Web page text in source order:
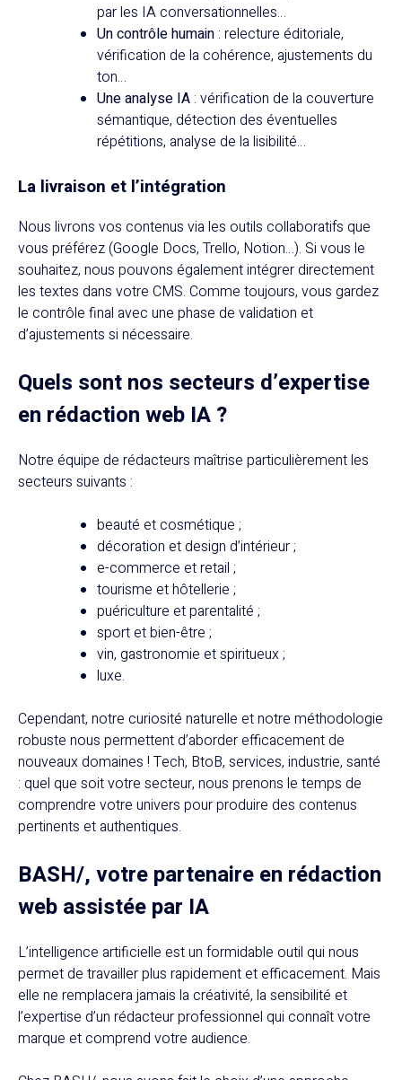
par les IA conversationnelles…
Un contrôle humain : relecture éditoriale,
vérification de la cohérence, ajustements du
ton…
Une analyse IA : vérification de la couverture
sémantique, détection des éventuelles
répétitions, analyse de la lisibilité…
La livraison et l’intégration
Nous livrons vos contenus via les outils collaboratifs que
vous préférez (Google Docs, Trello, Notion…). Si vous le
souhaitez, nous pouvons également intégrer directement
les textes dans votre CMS. Comme toujours, vous gardez
le contrôle final avec une phase de validation et
d’ajustements si nécessaire.
Quels sont nos secteurs d’expertise
en rédaction web IA ?
Notre équipe de rédacteurs maîtrise particulièrement les
secteurs suivants :
beauté et cosmétique ;
décoration et design d’intérieur ;
e-commerce et retail ;
tourisme et hôtellerie ;
puériculture et parentalité ;
sport et bien-être ;
vin, gastronomie et spiritueux ;
luxe.
Cependant, notre curiosité naturelle et notre méthodologie
robuste nous permettent d’aborder efficacement de
nouveaux domaines ! Tech, BtoB, services, industrie, santé
: quel que soit votre secteur, nous prenons le temps de
comprendre votre univers pour produire des contenus
pertinents et authentiques.
BASH/, votre partenaire en rédaction
web assistée par IA
L’intelligence artificielle est un formidable outil qui nous
permet de travailler plus rapidement et efficacement. Mais
elle ne remplacera jamais la créativité, la sensibilité et
l’expertise d’un rédacteur professionnel qui connaît votre
marque et comprend votre audience.